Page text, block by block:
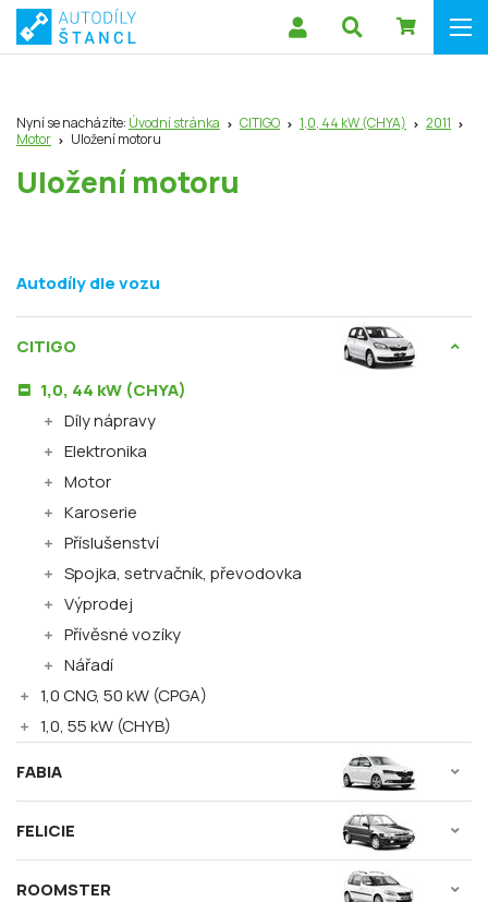
Nyní se nacházíte: Úvodní stránka CITIGO 1,0, 44 kW (CHYA)
2011
Motor
Uložení motoru
Uložení motoru
Autodíly dle vozu
CITIGO
1,0, 44 kW (CHYA)
Díly nápravy
Elektronika
Motor
Karoserie
Příslušenství
Spojka, setrvačník, převodovka
Výprodej
Přívěsné vozíky
Nářadí
1,0 CNG, 50 kW (CPGA)
1,0, 55 kW (CHYB)
FABIA
FELICIE
ROOMSTER